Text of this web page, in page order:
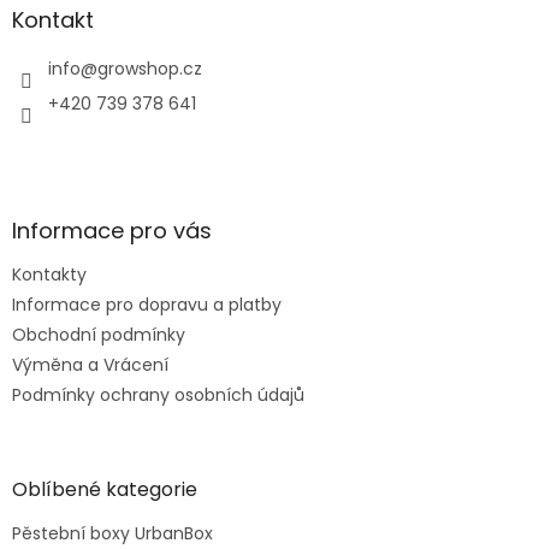
aKontakt
info@growshop.cz
+420 739 378 641
Informace pro vás
Kontakty
Informace pro dopravu a platby
Obchodní podmínky
Výměna a Vrácení
Podmínky ochrany osobních údajů
Oblíbené kategorie
Pěstební boxy UrbanBox